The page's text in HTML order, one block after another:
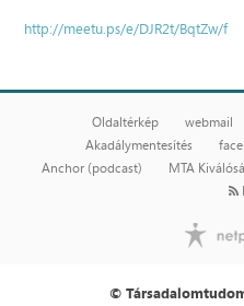
http://meetu.ps/e/DJR2t/BqtZw/f
Oldaltérkép webmail
Akadálymentesítés
Anchor (podcast)
MTA
©